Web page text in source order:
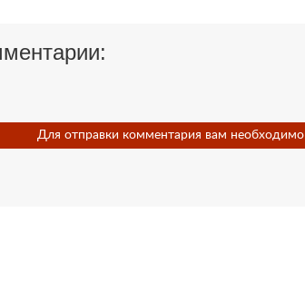
Для отправки комментария вам необходимо